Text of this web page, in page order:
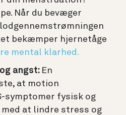
Når du bevæger
bekæmper hjernetåge
mental klarhed.
angst: En
at motion
symptomer fysisk og
at lindre stress og